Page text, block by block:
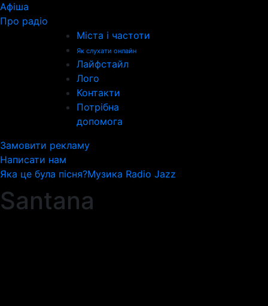
Афіша
Про радіо
Міста і частоти
Як слухати онлайн
Лайфстайл
Лого
Контакти
Потрібна
допомога
Замовити рекламу
Написати нам
Яка це була пісня?Музика Radio Jazz
Santana